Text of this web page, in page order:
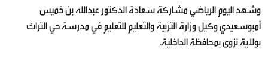
وشهد اليوم الرياضي مشاركة سعادة الدكتور عبدالله بن خميس
أمبوسعيدي وكيل وزارة التربية والتعليم للتعليم في مدرسة حي التراث
بولاية نزوى بمحافظة الداخلية.